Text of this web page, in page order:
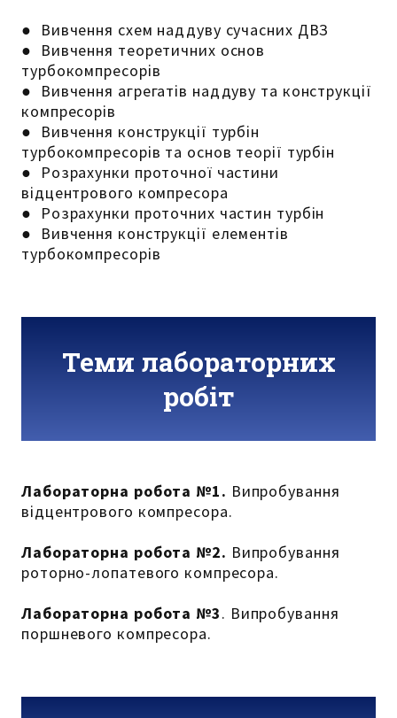
● Вивчення схем наддуву сучасних ДВЗ
● Вивчення теоретичних основ
турбокомпресорів
● Вивчення агрегатів наддуву та конструкції
компресорів
● Вивчення конструкції турбін
турбокомпресорів та основ теорії турбін
● Розрахунки проточної частини
відцентрового компресора
● Розрахунки проточних частин турбін
● Вивчення конструкції елементів
турбокомпресорів
Теми лабораторних
робіт
Лабораторна робота №1. Випробування
відцентрового компресора.
Лабораторна робота №2. Випробування
роторно-лопатевого компресора.
Лабораторна робота №3. Випробування
поршневого компресора.